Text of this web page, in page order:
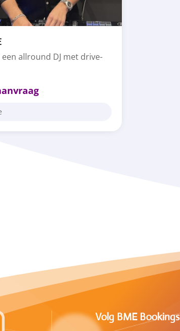
een allround DJ met drive-
Volg BME Bookings